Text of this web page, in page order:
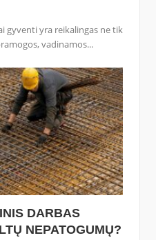
gyventi yra reikalingas ne tik
vadinamos...
DARBAS
NEPATOGUMŲ?